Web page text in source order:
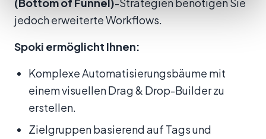
(Bottom of Funnel)-Strategien benötigen Sie
jedoch erweiterte Workflows.
Spoki ermöglicht Ihnen:
Komplexe Automatisierungsbäume mit
einem visuellen Drag & Drop-Builder zu
erstellen.
Zielgruppen basierend auf Tags und